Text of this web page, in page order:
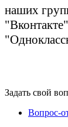
наших
"Вконтакте"
Задать свой
Вопрос-